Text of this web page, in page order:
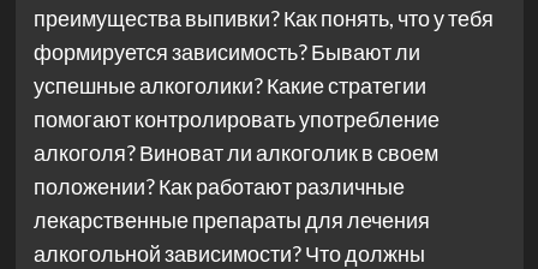
преимущества выпивки? Как понять, что у тебя
формируется зависимость? Бывают ли
успешные алкоголики? Какие стратегии
помогают контролировать употребление
алкоголя? Виноват ли алкоголик в своем
положении? Как работают различные
лекарственные препараты для лечения
алкогольной зависимости? Что должны